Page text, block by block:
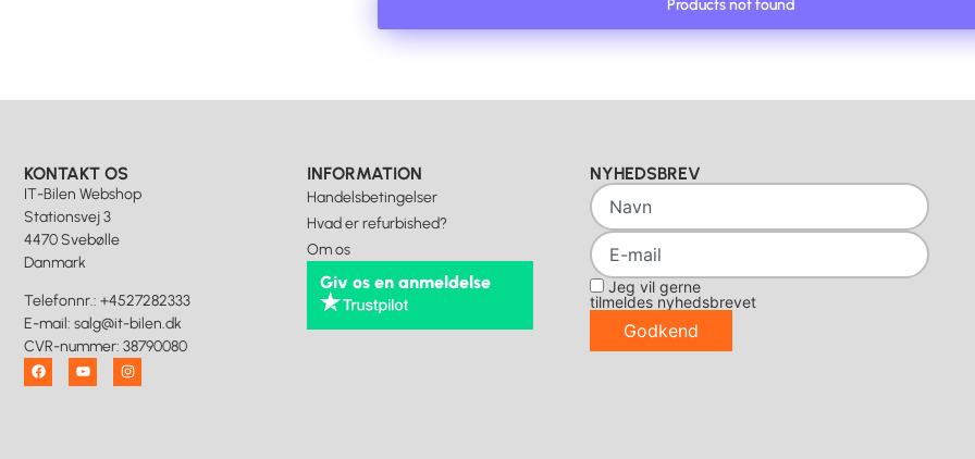
Products not found
KONTAKT OS
IT-Bilen Webshop
Stationsvej 3
4470 Svebølle
Danmark
Telefonnr.: +4527282333
E-mail: salg@it-bilen.dk
CVR-nummer: 38790080
INFORMATION
Handelsbetingelser
Hvad er refurbished?
Om os
Giv os en anmeldelse
NYHEDSBREV
tilmeldes nyhedsbrevet
Godkend